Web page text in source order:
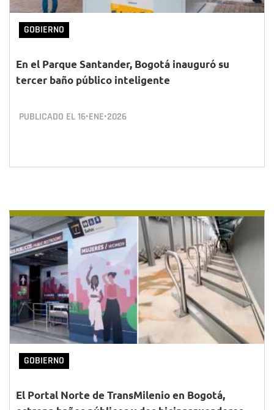
GOBIERNO
En el Parque Santander, Bogotá inauguró su
tercer baño público inteligente
PUBLICADO EL16•ENE•2026
GOBIERNO
El Portal Norte de TransMilenio en Bogotá,